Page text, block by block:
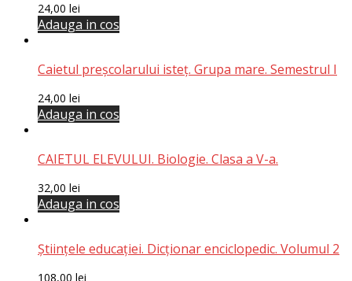
24,00 lei
Adauga in cos
Caietul preşcolarului isteț. Grupa mare. Semestrul I
24,00 lei
Adauga in cos
CAIETUL ELEVULUI. Biologie. Clasa a V-a.
32,00 lei
Adauga in cos
Științele educației. Dicționar enciclopedic. Volumul 2
108,00 lei